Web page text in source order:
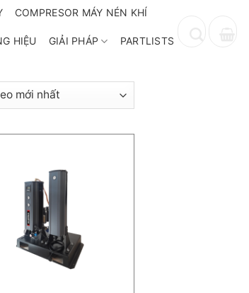
COMPRESOR MÁY NÉN KHÍ
HIỆU GIẢI PHÁP PARTLISTS